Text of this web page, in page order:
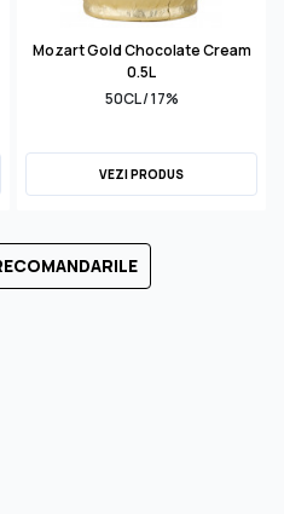
Mozart Gold Chocolate Cream
0.5L
50CL / 17%
VEZI PRODUS